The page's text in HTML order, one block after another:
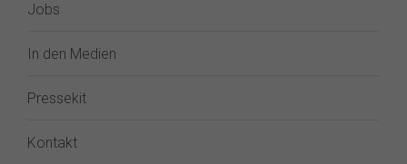
Jobs
In den Medien
Pressekit
Kontakt